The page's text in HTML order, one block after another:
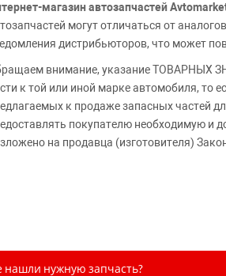
магазин автозапчастей
могут отличаться от
дистрибьюторов, что может
внимание, указание ТОВАРНЫХ
к той или иной марке автомобиля, то
к продаже запасных частей
покупателю необходимую и
на продавца (изготовителя)
нашли нужную запчасть?